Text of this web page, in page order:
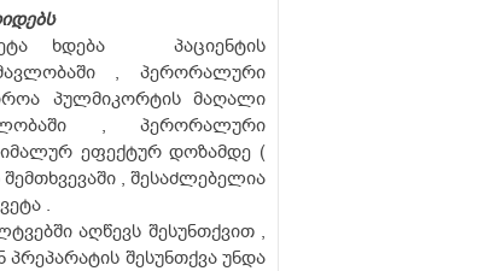
ხდება პაციენტის
, პერორალური
პულმიკორტის მაღალი
, პერორალური
ეფექტურ დოზამდე (
, შესაძლებელია
.
აღწევს შესუნთქვით ,
შესუნთქვა უნდა